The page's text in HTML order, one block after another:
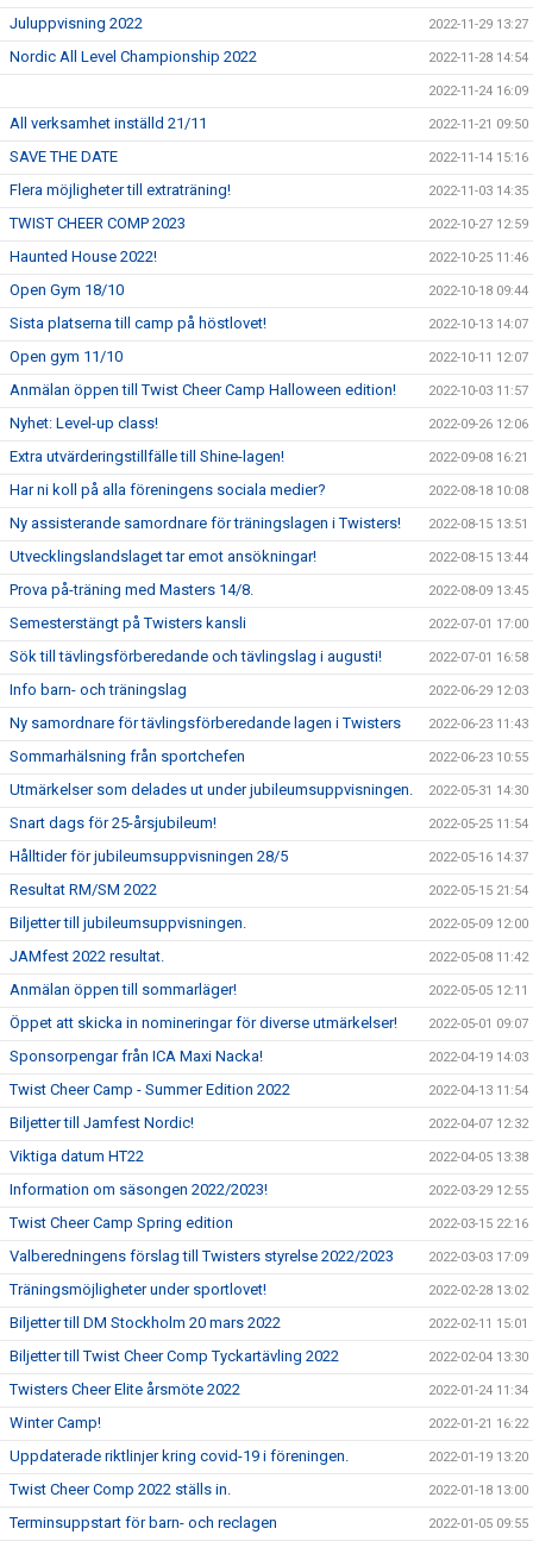
Juluppvisning 2022 2022-11-29 13:27
Nordic All Level Championship 2022 2022-11-28 14:54
2022-11-24 16:09
All verksamhet inställd 21/11 2022-11-21 09:50
SAVE THE DATE 2022-11-14 15:16
Flera möjligheter till extraträning! 2022-11-03 14:35
TWIST CHEER COMP 2023 2022-10-27 12:59
Haunted House 2022! 2022-10-25 11:46
Open Gym 18/10 2022-10-18 09:44
Sista platserna till camp på höstlovet! 2022-10-13 14:07
Open gym 11/10 2022-10-11 12:07
Anmälan öppen till Twist Cheer Camp Halloween edition! 2022-10-03 11:57
Nyhet: Level-up class! 2022-09-26 12:06
Extra utvärderingstillfälle till Shine-lagen! 2022-09-08 16:21
Har ni koll på alla föreningens sociala medier? 2022-08-18 10:08
Ny assisterande samordnare för träningslagen i Twisters! 2022-08-15 13:51
Utvecklingslandslaget tar emot ansökningar! 2022-08-15 13:44
Prova på-träning med Masters 14/8. 2022-08-09 13:45
Semesterstängt på Twisters kansli 2022-07-01 17:00
Sök till tävlingsförberedande och tävlingslag i augusti! 2022-07-01 16:58
Info barn- och träningslag 2022-06-29 12:03
Ny samordnare för tävlingsförberedande lagen i Twisters 2022-06-23 11:43
Sommarhälsning från sportchefen 2022-06-23 10:55
Utmärkelser som delades ut under jubileumsuppvisningen. 2022-05-31 14:30
Snart dags för 25-årsjubileum! 2022-05-25 11:54
Hålltider för jubileumsuppvisningen 28/5 2022-05-16 14:37
Resultat RM/SM 2022 2022-05-15 21:54
Biljetter till jubileumsuppvisningen. 2022-05-09 12:00
JAMfest 2022 resultat. 2022-05-08 11:42
Anmälan öppen till sommarläger! 2022-05-05 12:11
Öppet att skicka in nomineringar för diverse utmärkelser! 2022-05-01 09:07
Sponsorpengar från ICA Maxi Nacka! 2022-04-19 14:03
Twist Cheer Camp - Summer Edition 2022 2022-04-13 11:54
Biljetter till Jamfest Nordic! 2022-04-07 12:32
Viktiga datum HT22 2022-04-05 13:38
Information om säsongen 2022/2023! 2022-03-29 12:55
Twist Cheer Camp Spring edition 2022-03-15 22:16
Valberedningens förslag till Twisters styrelse 2022/2023 2022-03-03 17:09
Träningsmöjligheter under sportlovet! 2022-02-28 13:02
Biljetter till DM Stockholm 20 mars 2022 2022-02-11 15:01
Biljetter till Twist Cheer Comp Tyckartävling 2022 2022-02-04 13:30
Twisters Cheer Elite årsmöte 2022 2022-01-24 11:34
Winter Camp! 2022-01-21 16:22
Uppdaterade riktlinjer kring covid-19 i föreningen. 2022-01-19 13:20
Twist Cheer Comp 2022 ställs in. 2022-01-18 13:00
Terminsuppstart för barn- och reclagen 2022-01-05 09:55